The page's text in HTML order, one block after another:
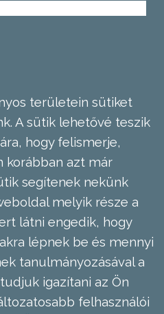
területein sütiket
A sütik lehetővé teszik
hogy felismerje,
korábban azt már
segítenek nekünk
melyik része a
látni engedik, hogy
lépnek be és mennyi
tanulmányozásával a
igazítani az Ön
felhasználói